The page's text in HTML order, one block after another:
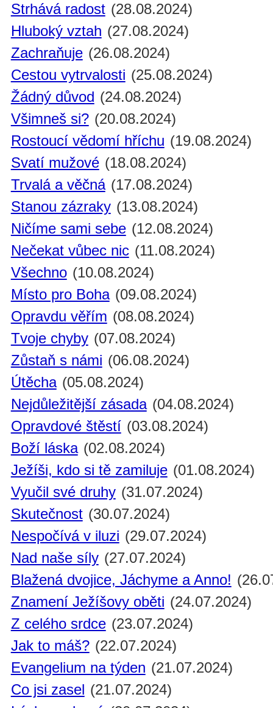
Strhává radost (28.08.2024)
Hluboký vztah (27.08.2024)
Zachraňuje (26.08.2024)
Cestou vytrvalosti (25.08.2024)
Žádný důvod (24.08.2024)
Všimneš si? (20.08.2024)
Rostoucí vědomí hříchu (19.08.2024)
Svatí mužové (18.08.2024)
Trvalá a věčná (17.08.2024)
Stanou zázraky (13.08.2024)
Ničíme sami sebe (12.08.2024)
Nečekat vůbec nic (11.08.2024)
Všechno (10.08.2024)
Místo pro Boha (09.08.2024)
Opravdu věřím (08.08.2024)
Tvoje chyby (07.08.2024)
Zůstaň s námi (06.08.2024)
Útěcha (05.08.2024)
Nejdůležitější zásada (04.08.2024)
Opravdové štěstí (03.08.2024)
Boží láska (02.08.2024)
Ježíši, kdo si tě zamiluje (01.08.2024)
Vyučil své druhy (31.07.2024)
Skutečnost (30.07.2024)
Nespočívá v iluzi (29.07.2024)
Nad naše síly (27.07.2024)
Blažená dvojice, Jáchyme a Anno!
Znamení Ježíšovy oběti (24.07.2024)
Z celého srdce (23.07.2024)
Jak to máš? (22.07.2024)
Evangelium na týden (21.07.2024)
Co jsi zasel (21.07.2024)